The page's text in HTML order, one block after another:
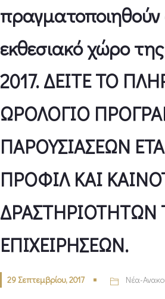
πραγματοποιηθούν
εκθεσιακό χώρο
2017. ΔΕΙΤΕ ΤΟ
ΩΡΟΛΟΓΙΟ
ΠΑΡΟΥΣΙΑΣΕΩΝ
ΠΡΟΦΙΛ ΚΑΙ
ΔΡΑΣΤΗΡΙΟΤΗΤΩΝ
ΕΠΙΧΕΙΡΗΣΕΩΝ.
29 Σεπτεμβρίου, 2017 Νέα-